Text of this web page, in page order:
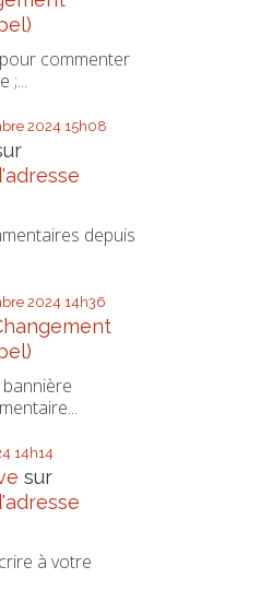
commenter
;...
2024 15h08
depuis
2024 14h36
14h14
sur
à votre